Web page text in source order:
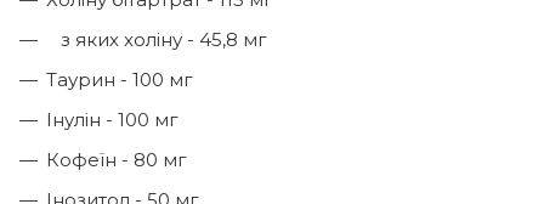
з яких холіну - 45,8 мг
Таурин - 100 мг
Інулін - 100 мг
Кофеїн - 80 мг